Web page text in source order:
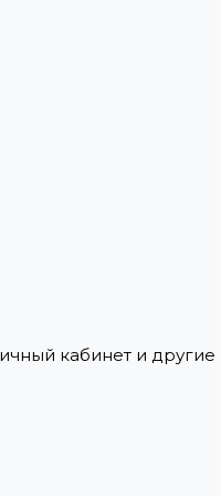
кабинет и